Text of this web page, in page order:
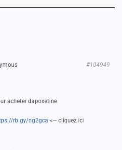
#104949
acheter dapoxetine
rb.gy/ng2gca <— cliquez ici